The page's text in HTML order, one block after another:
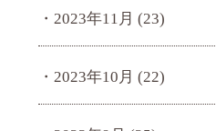
2023年11月 (23)
2023年10月 (22)